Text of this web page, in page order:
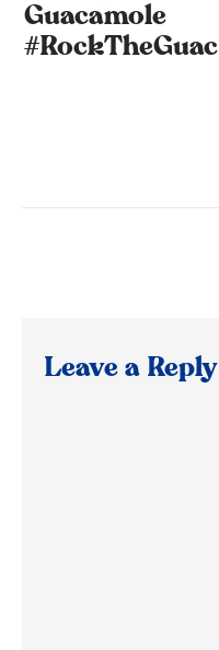
Guacamole
#RockTheGuac
Leave a Reply